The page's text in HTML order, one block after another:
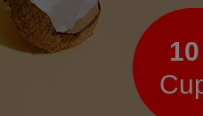
de
noticias